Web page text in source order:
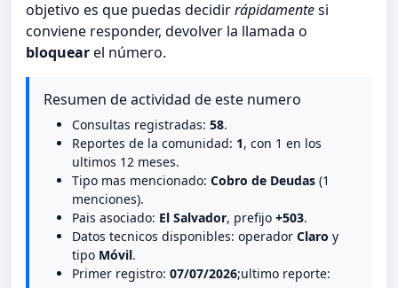
objetivo es que puedas decidirrápidamentesi
conviene responder, devolver la llamada o
bloquearel número.
Resumen de actividad de este numero
Consultas registradas: 58.
Reportes de la comunidad: 1, con 1 en los
ultimos 12 meses.
Tipo mas mencionado: Cobro de Deudas (1
menciones).
Pais asociado: El Salvador, prefijo +503.
Datos tecnicos disponibles: operador Claro y
tipo Móvil.
Primer registro: 07/07/2026;ultimo reporte: